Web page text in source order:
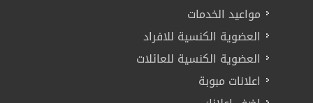
مواعيد الخدمات
العضوية الكنسية للافراد
العضوية الكنسية للعائلات
اعلانات مبوبة